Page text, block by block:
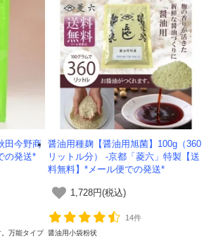
田今野商
の発送*
万能タイプ
醤油用種麹【醤油用旭菌】100g（360
リットル分） -京都「菱六」特製【送
料無料】*メール便での発送*
1,728円(税込)
14件
醤油用小袋粉状